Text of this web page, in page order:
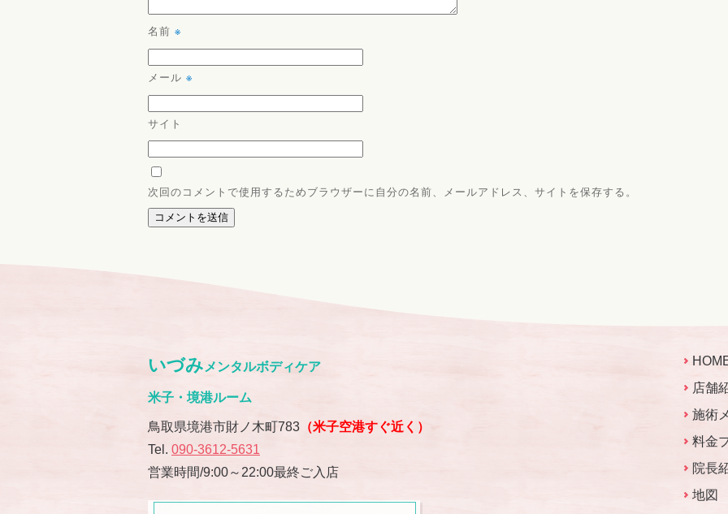
名前 ※
メール ※
サイト
次回のコメントで使用するためブラウザーに自分の名前、メールアドレス、サイトを保存する。
いづみ メンタルボディケア
米子・境港ルーム
鳥取県境港市財ノ木町783 （米子空港すぐ近く）
Tel. 090-3612-5631
営業時間/9:00～22:00最終ご入店
店舗
施術
料金
院長
地図